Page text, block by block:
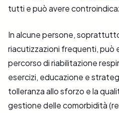
tutti e può avere
In alcune persone,
riacutizzazioni frequenti, può
percorso di riabilitazione
esercizi, educazione e
tolleranza allo sforzo e la
gestione delle comorbidità